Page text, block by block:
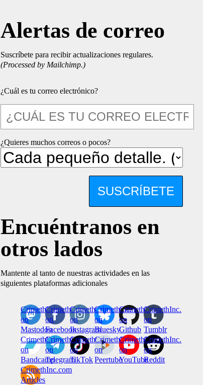
Alertas de correo
Suscríbete para recibir actualizaciones regulares.
(Processed by Mailchimp.)
¿Cuál es tu correo electrónico?
¿Quieres muchos correos o pocos?
SUSCRÍBETE
Encuéntranos en
otros lados
Mantente al tanto de nuestras actividades en las
siguientes plataformas adicionales
CrimethInc.
on
Mastodon
Crimethinc.
on
Facebook
Crimethinc.
on
Instagram
Crimethinc.
on
Bluesky
CrimethInc.
on
Github
CrimethInc.
on
Tumblr
CrimethInc.
on
Bandcamp
CrimethInc.
on
Telegram
Crimethinc.
on
TikTok
CrimethInc.
on
Peertube
CrimethInc.
on
YouTube
CrimethInc.
on
Reddit
CrimethInc.com
Articles